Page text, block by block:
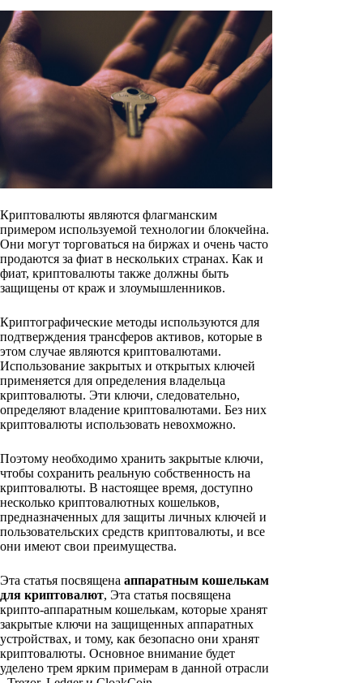
Криптовалюты являются флагманским
примером используемой технологии блокчейна.
Они могут торговаться на биржах и очень часто
продаются за фиат в нескольких странах. Как и
фиат, криптовалюты также должны быть
защищены от краж и злоумышленников.
Криптографические методы используются для
подтверждения трансферов активов, которые в
этом случае являются криптовалютами.
Использование закрытых и открытых ключей
применяется для определения владельца
криптовалюты. Эти ключи, следовательно,
определяют владение криптовалютами. Без них
криптовалюты использовать невохможно.
Поэтому необходимо хранить закрытые ключи,
чтобы сохранить реальную собственность на
криптовалюты. В настоящее время, доступно
несколько криптовалютных кошельков,
предназначенных для защиты личных ключей и
пользовательских средств криптовалюты, и все
они имеют свои преимущества.
Эта статья посвящена аппаратным кошелькам
для криптовалют, Эта статья посвящена
крипто-аппаратным кошелькам, которые хранят
закрытые ключи на защищенных аппаратных
устройствах, и тому, как безопасно они хранят
криптовалюты. Основное внимание будет
уделено трем ярким примерам в данной отрасли